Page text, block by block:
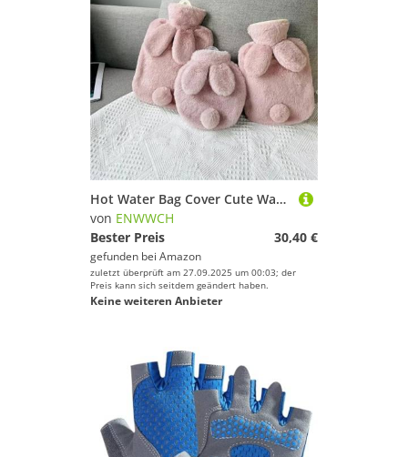
Hot Water Bag Cover Cute Warm Cold-Proof Heat Preservation Bottles for Keep Für Rücken Beine Taille(Pink 1000ml)
von ENWWCH
Bester Preis
30,40 €
gefunden bei Amazon
zuletzt überprüft am 27.09.2025 um 00:03; der
Preis kann sich seitdem geändert haben.
Keine weiteren Anbieter